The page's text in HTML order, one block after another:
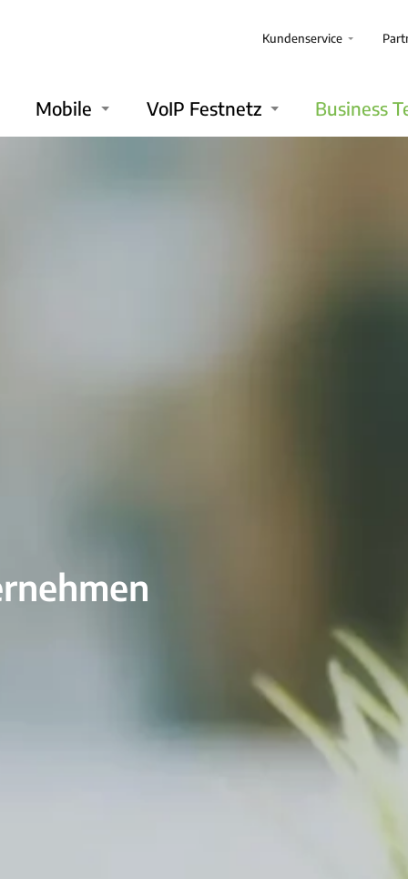
Kundenservice
Mobile VoIP Festnetz Business